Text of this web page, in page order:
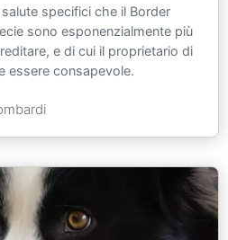
specifici che il Border
sono esponenzialmente più
e di cui il proprietario di
essere consapevole.